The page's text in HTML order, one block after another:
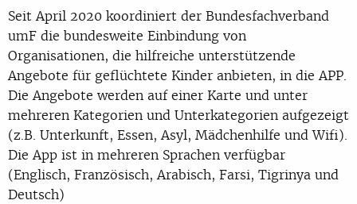
Seit April 2020 koordiniert der Bundesfachverband
umF die bundesweite Einbindung von
Organisationen, die hilfreiche unterstützende
Angebote für geflüchtete Kinder anbieten, in die APP.
Die Angebote werden auf einer Karte und unter
mehreren Kategorien und Unterkategorien aufgezeigt
(z.B. Unterkunft, Essen, Asyl, Mädchenhilfe und Wifi).
Die App ist in mehreren Sprachen verfügbar
(Englisch, Französisch, Arabisch, Farsi, Tigrinya und
Deutsch)